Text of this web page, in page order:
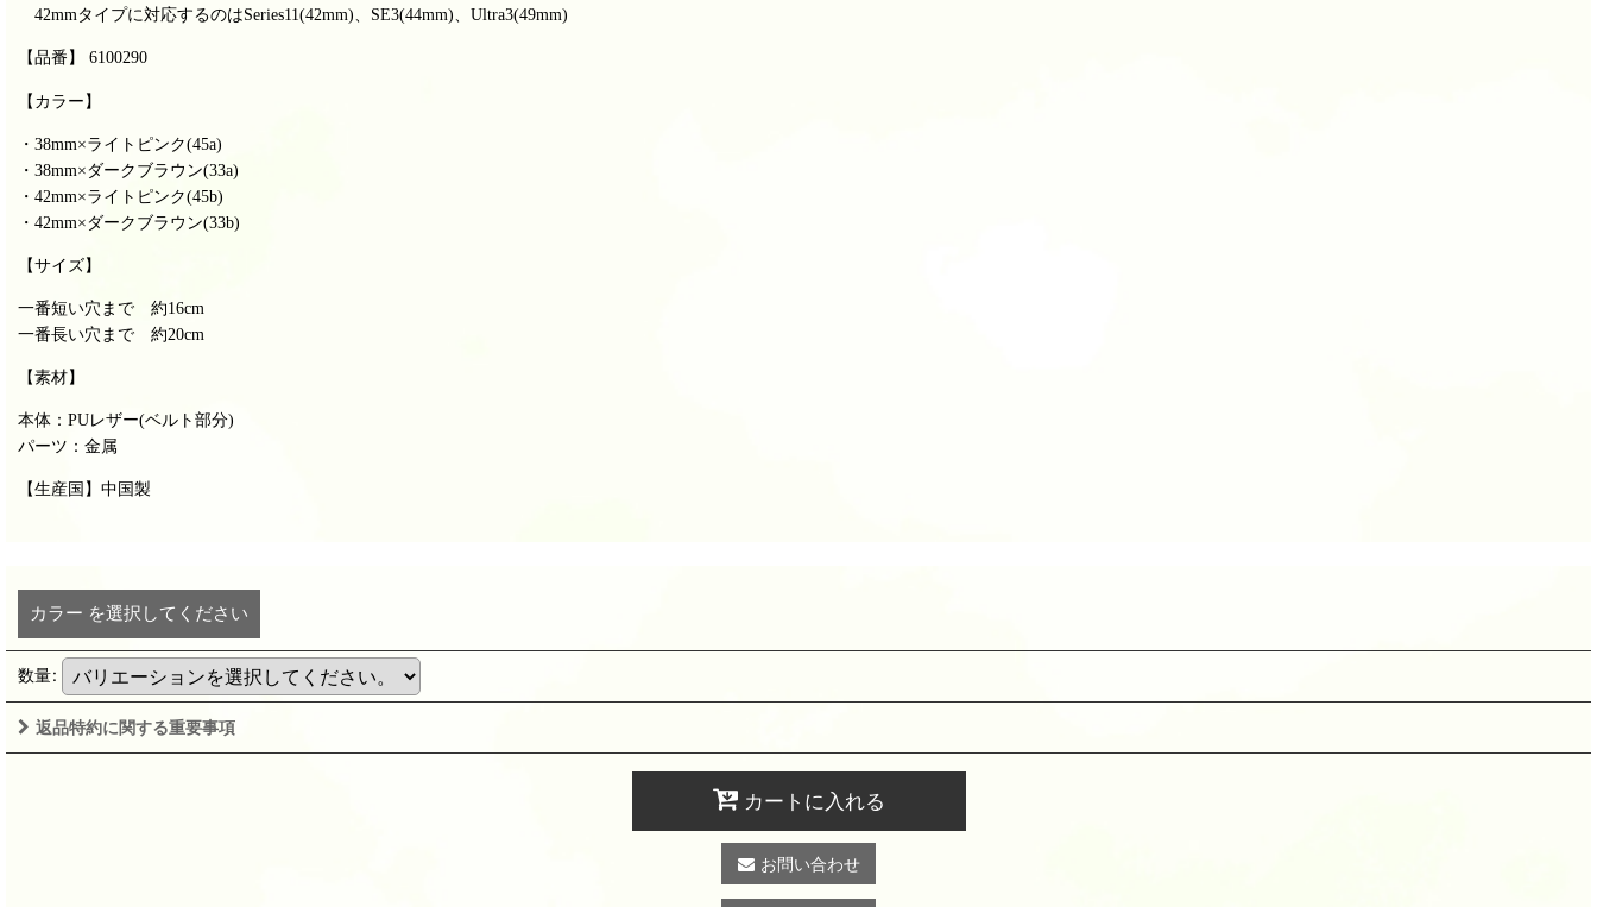
42mmタイプに対応するのはSeries11(42mm)、SE3(44mm)、Ultra3(49mm)
【品番】 6100290
【カラー】
・38mm×ライトピンク(45a)
・38mm×ダークブラウン(33a)
・42mm×ライトピンク(45b)
・42mm×ダークブラウン(33b)
【サイズ】
一番短い穴まで 約16cm
一番長い穴まで 約20cm
【素材】
本体：PUレザー(ベルト部分)
パーツ：金属
【生産国】中国製
カラー を選択してください
数量:
返品特約に関する重要事項
カートに入れる
お問い合わせ